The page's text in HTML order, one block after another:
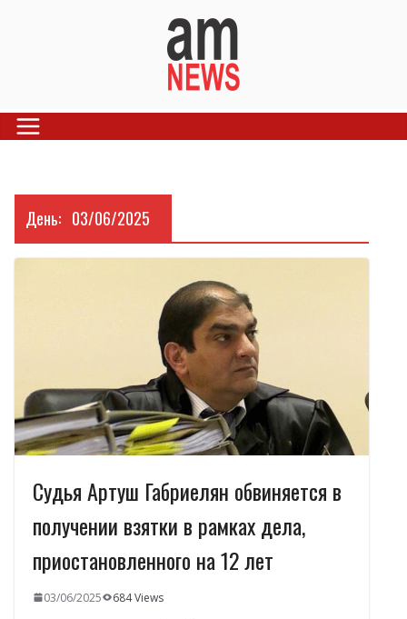
День: 03/06/2025
Судья Артуш Габриелян обвиняется в
получении взятки в рамках дела,
приостановленного на 12 лет
03/06/2025 684 Views